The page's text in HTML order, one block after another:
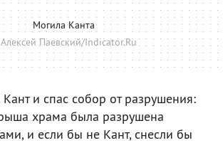
Могила Канта
Паевский/Indicator.Ru
и спас собор от разрушения:
храма была разрушена
и если бы не Кант, снесли бы